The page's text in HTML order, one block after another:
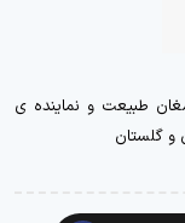
طبیعت و نماینده ی
و گلستان